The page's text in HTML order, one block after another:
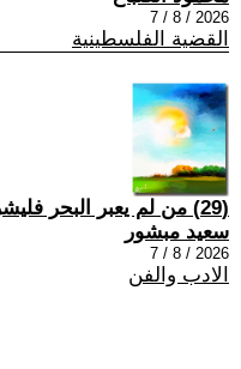
2026 / 8 / 7
القضية الفلسطينية
(29) من لم يعبر البحر فليشربه !
سعيد مبشور
2026 / 8 / 7
الادب والفن